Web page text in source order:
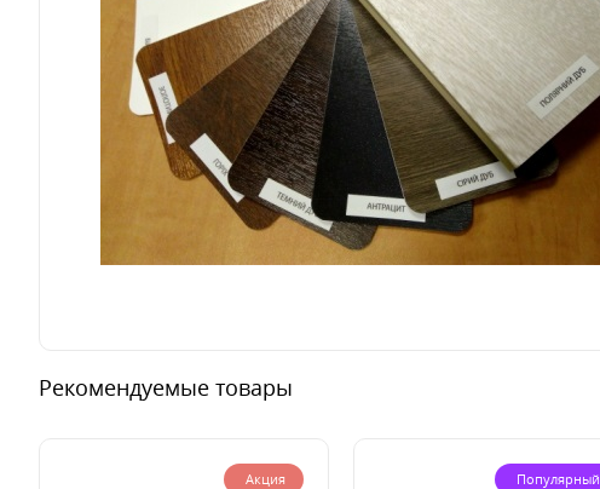
Рекомендуемые товары
Акция Популярный